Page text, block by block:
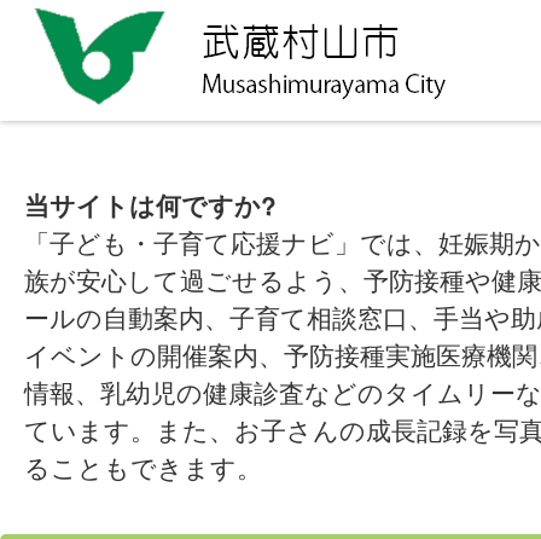
当サイトは何ですか?
「子ども・子育て応援ナビ」では、妊娠期
族が安心して過ごせるよう、予防接種や健
ールの自動案内、子育て相談窓口、手当や
イベントの開催案内、予防接種実施医療機
情報、乳幼児の健康診査などのタイムリー
ています。また、お子さんの成長記録を写
ることもできます。